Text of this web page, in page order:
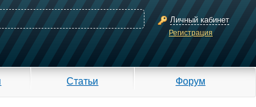
Личный кабинет
Регистрация
Статьи Форум